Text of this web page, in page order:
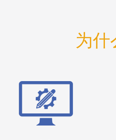
为什